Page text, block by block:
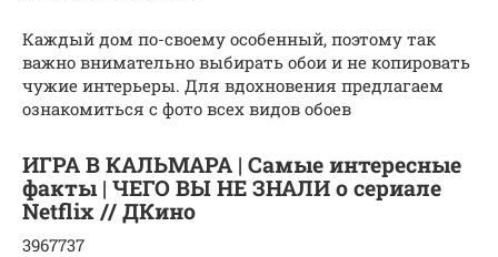
Каждый дом по-своему особенный, поэтому так
важно внимательно выбирать обои и не копировать
чужие интерьеры. Для вдохновения предлагаем
ознакомиться с фото всех видов обоев
ИГРА В КАЛЬМАРА | Самые интересные
факты | ЧЕГО ВЫ НЕ ЗНАЛИ о сериале
Netflix // ДКино
3967737